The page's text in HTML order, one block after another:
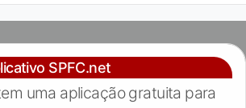
SPFC.net
uma aplicação gratuita para